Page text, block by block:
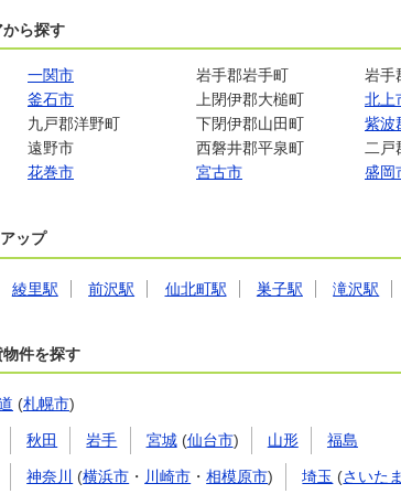
ら探す
一関市 岩手郡岩手町 岩手
釜石市 上閉伊郡大槌町 北上
九戸郡洋野町 下閉伊郡山田町 紫波
遠野市 西磐井郡平泉町 二戸
花巻市 宮古市 盛岡
ップ
綾里駅 前沢駅 仙北町駅 巣子駅 滝沢駅
件を探す
(札幌市)
秋田 岩手 宮城(仙台市) 山形 福島
神奈川 (横浜市 ・ 川崎市 ・相模原市) 埼玉 (さいた